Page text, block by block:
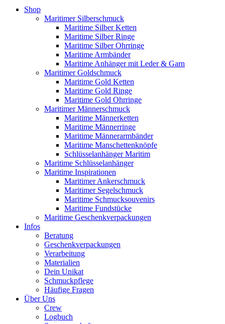
Shop
Maritimer Silberschmuck
Maritime Silber Ketten
Maritime Silber Ringe
Maritime Silber Ohrringe
Maritime Armbänder
Maritime Anhänger mit Leder & Garn
Maritimer Goldschmuck
Maritime Gold Ketten
Maritime Gold Ringe
Maritime Gold Ohrringe
Maritimer Männerschmuck
Maritime Männerketten
Maritime Männerringe
Maritime Männerarmbänder
Maritime Manschettenknöpfe
Schlüsselanhänger Maritim
Maritime Schlüsselanhänger
Maritime Inspirationen
Maritimer Ankerschmuck
Maritimer Segelschmuck
Maritime Schmucksouvenirs
Maritime Fundstücke
Maritime Geschenkverpackungen
Infos
Beratung
Geschenkverpackungen
Verarbeitung
Materialien
Dein Unikat
Schmuckpflege
Häufige Fragen
Über Uns
Crew
Logbuch